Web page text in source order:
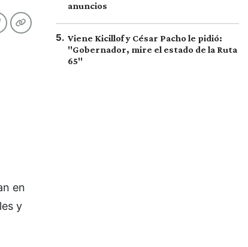
en
y
anuncios
5. Viene Kicillof y César Pacho le pidió:
"Gobernador, mire el estado de la Ruta
65"